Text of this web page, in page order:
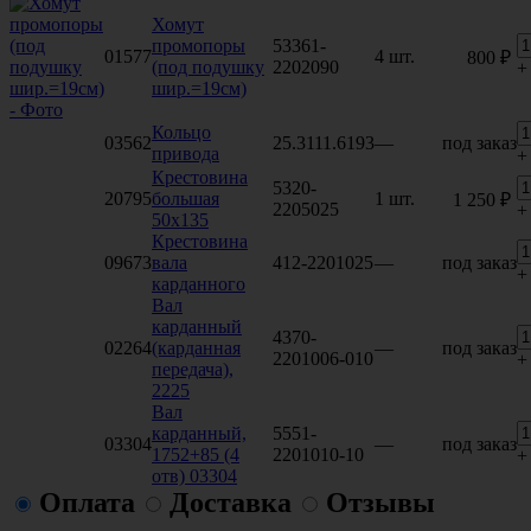
01577
Хомут
промопоры
(под подушку
шир.=19см)
53361-
2202090
4 шт. 800 ₽
+
03562
Кольцо
привода
25.3111.6193— под заказ
+
20795
Крестовина
большая
50х135
5320-
2205025
1 шт. 1 250 ₽
+
09673
Крестовина
вала
карданного
412-2201025— под заказ
+
02264
Вал
карданный
(карданная
передача),
2225
4370-
2201006-010
— под заказ
+
03304
Вал
карданный,
1752+85 (4
отв) 03304
5551-
2201010-10
— под заказ
+
Оплата Доставка Отзывы